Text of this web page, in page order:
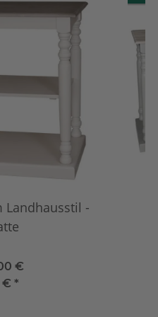
Landhausstil -
€
€ *